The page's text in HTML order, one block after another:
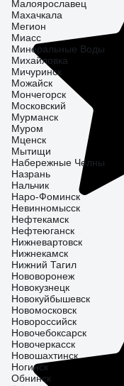
Малоярославец
Махачкала
Мегион
Миасс
Минеральные Воды
Михайловка
Мичуринск
Можайск
Мончегорск
Московский
Мурманск
Муром
Мценск
Мытищи
Набережные Челны
Назрань
Нальчик
Наро-Фоминск
Невинномысск
Нефтекамск
Нефтеюганск
Нижневартовск
Нижнекамск
Нижний Тагил
Нововоронеж
Новокузнецк
Новокуйбышевск
Новомосковск
Новороссийск
Новочебоксарск
Новочеркасск
Новошахтинск
Ногинск
Обнинск